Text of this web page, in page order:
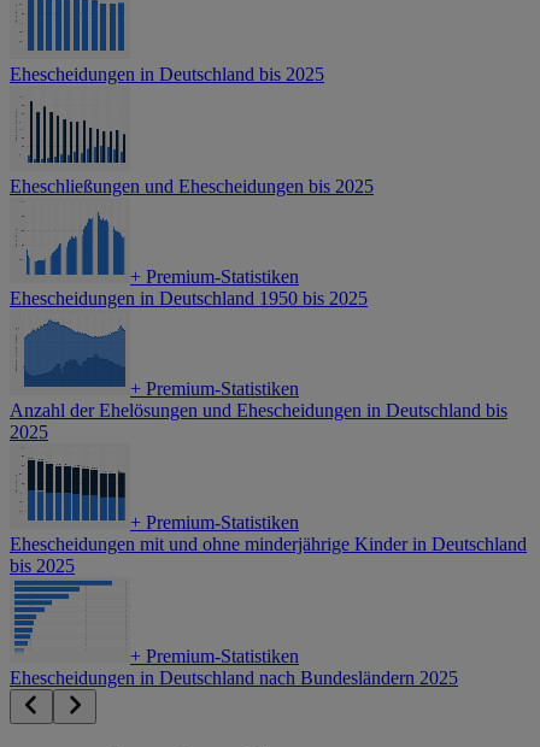
Ehescheidungen in Deutschland bis 2025
Eheschließungen und Ehescheidungen bis 2025
+ Premium-Statistiken
Ehescheidungen in Deutschland 1950 bis 2025
+ Premium-Statistiken
Anzahl der Ehelösungen und Ehescheidungen in Deutschland bis
2025
+ Premium-Statistiken
Ehescheidungen mit und ohne minderjährige Kinder in Deutschland
bis 2025
+ Premium-Statistiken
Ehescheidungen in Deutschland nach Bundesländern 2025